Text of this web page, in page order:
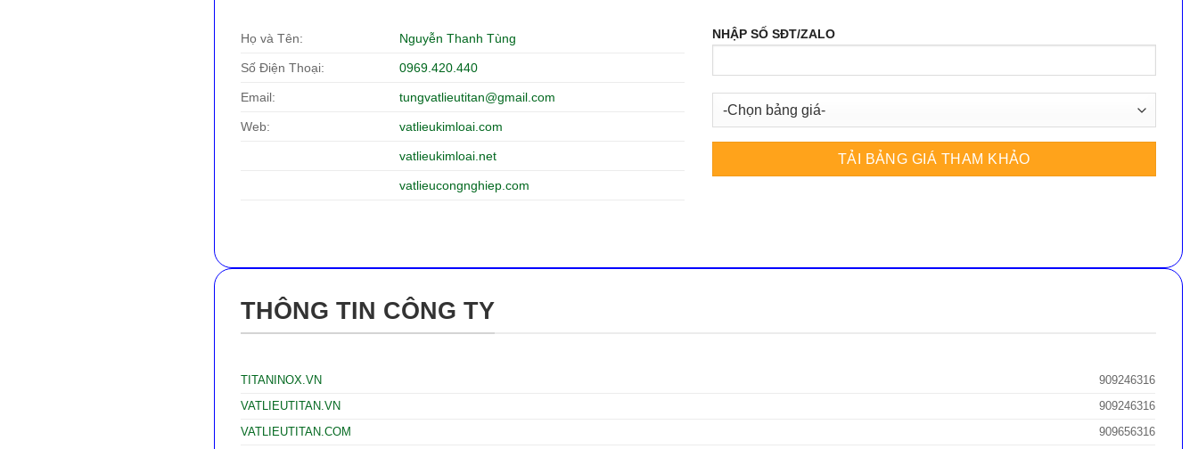
Họ và Tên: Nguyễn Thanh Tùng
Số Điện Thoại: 0969.420.440
Email: tungvatlieutitan@gmail.com
Web: vatlieukimloai.com
vatlieukimloai.net
vatlieucongnghiep.com
NHẬP SỐ SĐT/ZALO
THÔNG TIN CÔNG TY
TITANINOX.VN
909246316
VATLIEUTITAN.VN
909246316
VATLIEUTITAN.COM
909656316